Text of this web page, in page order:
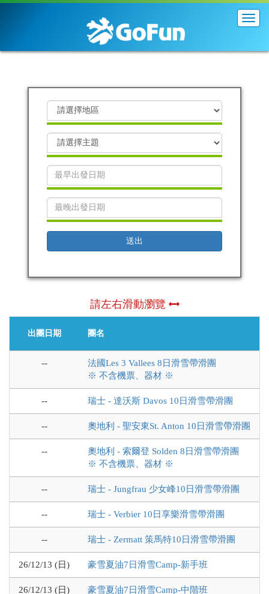
展
覽
請左右滑動瀏覽
出團日期 團名
--
法國Les 3 Vallees 8日滑雪帶滑團
※ 不含機票、器材 ※
-- 瑞士 - 達沃斯 Davos 10日滑雪帶滑團
-- 奧地利 - 聖安東St. Anton 10日滑雪帶滑團
--
奧地利 - 索爾登 Solden 8日滑雪帶滑團
※ 不含機票、器材 ※
-- 瑞士 - Jungfrau 少女峰10日滑雪帶滑團
-- 瑞士 - Verbier 10日享樂滑雪帶滑團
-- 瑞士 - Zermatt 策馬特10日滑雪帶滑團
26/12/13 (日) 豪雪夏油7日滑雪Camp-新手班
26/12/13 (日) 豪雪夏油7日滑雪Camp-中階班